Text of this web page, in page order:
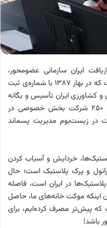
ایران سازمانی عضومحور،
مستقل، غیر دولتی و غیر انتفاعی است که در بهار ۱۳۸۷ با شماره‌ی ثبت
و کشاورزی ایران تأسیس و یگانه
تشکل اقتصادی تخصصی با بیش از ۲۵۰ شرکت بخش خصوصی در
در زیست‌بوم مدیریت پسماند
خردایش و آسیاب کردن
و پرک پلاستیک است؛ حال
در ایران است، فاصله
اینکه موکت خانه‌های ما، حاصل
که پیش‌تر مصرف کرده‌ایم، برای
باشد!